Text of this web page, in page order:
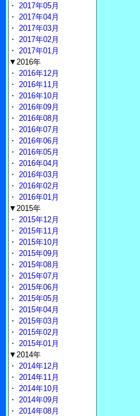
・ 2017年05月
・ 2017年04月
・ 2017年03月
・ 2017年02月
・ 2017年01月
▼2016年
・ 2016年12月
・ 2016年11月
・ 2016年10月
・ 2016年09月
・ 2016年08月
・ 2016年07月
・ 2016年06月
・ 2016年05月
・ 2016年04月
・ 2016年03月
・ 2016年02月
・ 2016年01月
▼2015年
・ 2015年12月
・ 2015年11月
・ 2015年10月
・ 2015年09月
・ 2015年08月
・ 2015年07月
・ 2015年06月
・ 2015年05月
・ 2015年04月
・ 2015年03月
・ 2015年02月
・ 2015年01月
▼2014年
・ 2014年12月
・ 2014年11月
・ 2014年10月
・ 2014年09月
・ 2014年08月